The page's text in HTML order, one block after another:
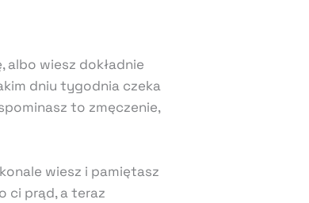
albo wiesz dokładnie
dniu tygodnia czeka
to zmęczenie,
wiesz i pamiętasz
ci prąd, a teraz